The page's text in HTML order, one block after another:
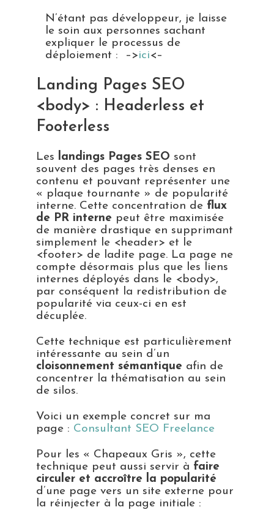
N’étant pas développeur, je laisse
le soin aux personnes sachant
expliquer le processus de
déploiement : –>ici<–
Landing Pages SEO
<body> : Headerless et
Footerless
Les landings Pages SEO sont
souvent des pages très denses en
contenu et pouvant représenter une
« plaque tournante » de popularité
interne. Cette concentration de flux
de PR interne peut être maximisée
de manière drastique en supprimant
simplement le <header> et le
<footer> de ladite page. La page ne
compte désormais plus que les liens
internes déployés dans le <body>,
par conséquent la redistribution de
popularité via ceux-ci en est
décuplée.
Cette technique est particulièrement
intéressante au sein d’un
cloisonnement sémantique afin de
concentrer la thématisation au sein
de silos.
Voici un exemple concret sur ma
page : Consultant SEO Freelance
Pour les « Chapeaux Gris », cette
technique peut aussi servir à faire
circuler et accroître la popularité
d’une page vers un site externe pour
la réinjecter à la page initiale :